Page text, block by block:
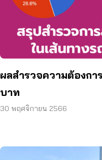
ผลสำรวจความต้องก
บาท
30 พฤศจิกายน 2566